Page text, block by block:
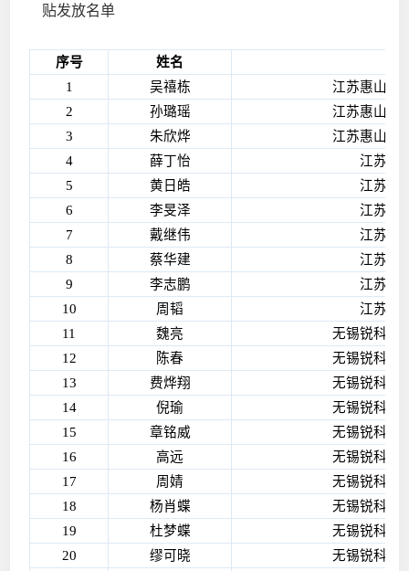
贴发放名单
序号
姓名
1
吴禧栋
江苏惠山民
2
孙璐瑶
江苏惠山民
3
朱欣烨
江苏惠山民
4
薛丁怡
江苏利
5
黄日皓
江苏利
6
李旻泽
江苏伟
7
戴继伟
江苏伟
8
蔡华建
江苏伟
9
李志鹏
江苏伟
10
周韬
江苏伟
11
魏亮
无锡锐科光
12
陈春
无锡锐科光
13
费烨翔
无锡锐科光
14
倪瑜
无锡锐科光
15
章铭威
无锡锐科光
16
高远
无锡锐科光
17
周婧
无锡锐科光
18
杨肖蝶
无锡锐科光
19
杜梦蝶
无锡锐科光
20
缪可晓
无锡锐科光